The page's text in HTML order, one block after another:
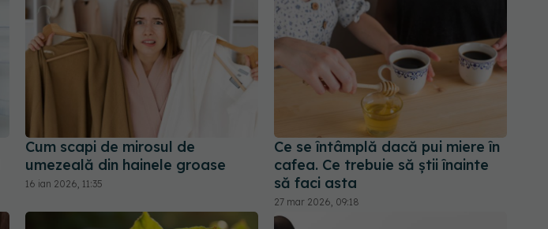
Cum scapi de mirosul de
umezeală din hainele groase
16 ian 2026, 11:35
Ce se întâmplă dacă pui miere în
cafea. Ce trebuie să știi înainte
să faci asta
27 mar 2026, 09:18